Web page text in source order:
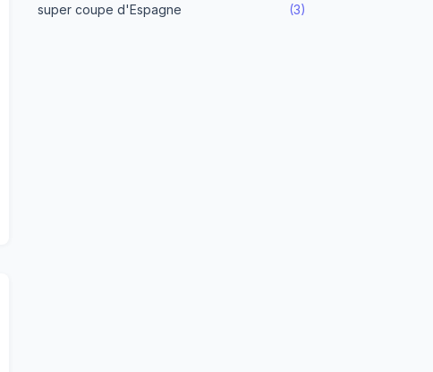
super coupe d'Espagne
(3)